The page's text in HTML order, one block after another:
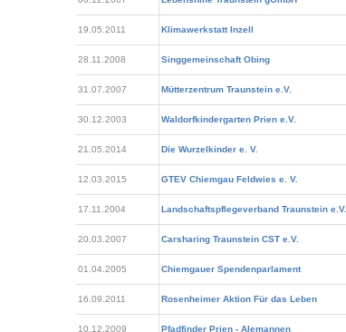
19.05.2011 Klimawerkstatt Inzell
28.11.2008 Singgemeinschaft Obing
31.07.2007 Mütterzentrum Traunstein e.V.
30.12.2003 Waldorfkindergarten Prien e.V.
21.05.2014 Die Wurzelkinder e. V.
12.03.2015 GTEV Chiemgau Feldwies e. V.
17.11.2004 Landschaftspflegeverband Traunstein e.V.
20.03.2007 Carsharing Traunstein CST e.V.
01.04.2005 Chiemgauer Spendenparlament
16.09.2011 Rosenheimer Aktion Für das Leben
10.12.2009 Pfadfinder Prien - Alemannen